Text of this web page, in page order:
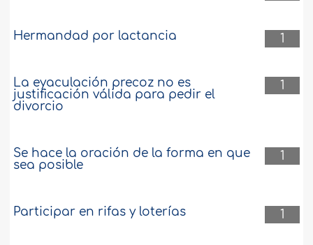
1
Hermandad por lactancia
1
La eyaculación precoz no es
justificación válida para pedir el
divorcio
1
Se hace la oración de la forma en que
sea posible
1
Participar en rifas y loterías